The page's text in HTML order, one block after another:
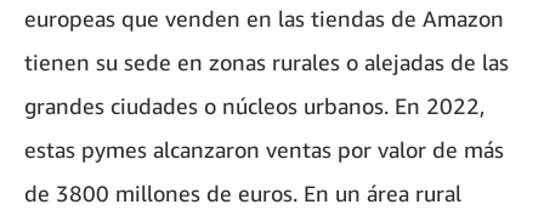
europeas que venden en las tiendas de Amazon
tienen su sede en zonas rurales o alejadas de las
grandes ciudades o núcleos urbanos. En 2022,
estas pymes alcanzaron ventas por valor de más
de 3800 millones de euros. En un área rural